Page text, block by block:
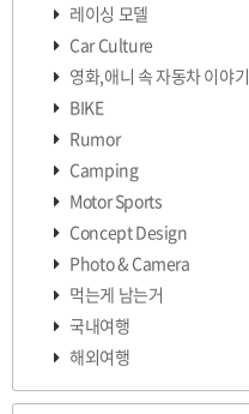
레이싱 모델
Car Culture
영화,애니 속 자동차 이야기
BIKE
Rumor
Camping
Motor Sports
Concept Design
Photo & Camera
먹는게 남는거
국내여행
해외여행